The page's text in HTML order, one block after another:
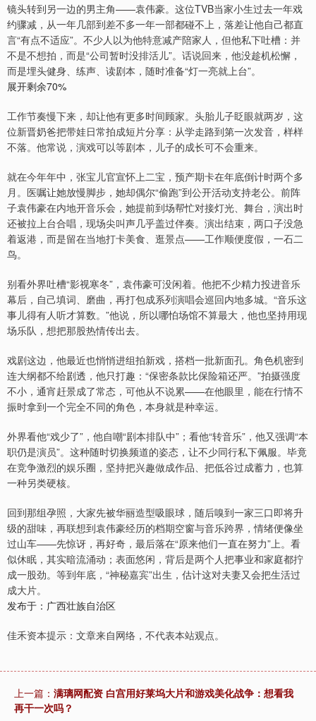
镜头转到另一边的男主角——袁伟豪。这位TVB当家小生过去一年戏
约骤减，从一年几部到差不多一年一部都碰不上，落差让他自己都直
言“有点不适应”。不少人以为他特意减产陪家人，但他私下吐槽：并
不是不想拍，而是“公司暂时没排活儿”。话说回来，他没趁机松懈，
而是埋头健身、练声、读剧本，随时准备“灯一亮就上台”。
展开剩余70%
工作节奏慢下来，却让他有更多时间顾家。头胎儿子眨眼就两岁，这
位新晋奶爸把带娃日常拍成短片分享：从学走路到第一次发音，样样
不落。他常说，演戏可以等剧本，儿子的成长可不会重来。
就在今年年中，张宝儿官宣怀上二宝，预产期卡在年底倒计时两个多
月。医嘱让她放慢脚步，她却偶尔“偷跑”到公开活动支持老公。前阵
子袁伟豪在内地开音乐会，她提前到场帮忙对接灯光、舞台，演出时
还被拉上台合唱，现场尖叫声几乎盖过伴奏。演出结束，两口子没急
着返港，而是留在当地打卡美食、逛景点——工作顺便度假，一石二
鸟。
别看外界吐槽“影视寒冬”，袁伟豪可没闲着。他把不少精力投进音乐
幕后，自己填词、磨曲，再打包成系列演唱会巡回内地多城。“音乐这
事儿得有人听才算数。”他说，所以哪怕场馆不算最大，他也坚持用现
场乐队，想把那股热情传出去。
戏剧这边，他最近也悄悄进组拍新戏，搭档一批新面孔。角色机密到
连大纲都不给剧透，他只打趣：“保密条款比保险箱还严。”拍摄强度
不小，通宵赶景成了常态，可他从不说累——在他眼里，能在行情不
振时拿到一个完全不同的角色，本身就是种幸运。
外界看他“戏少了”，他自嘲“剧本排队中”；看他“转音乐”，他又强调“本
职仍是演员”。这种随时切换频道的姿态，让不少同行私下佩服。毕竟
在竞争激烈的娱乐圈，坚持把兴趣做成作品、把低谷过成蓄力，也算
一种另类硬核。
回到那组孕照，大家先被华丽造型吸眼球，随后嗅到一家三口即将升
级的甜味，再联想到袁伟豪经历的档期空窗与音乐跨界，情绪便像坐
过山车——先惊讶，再好奇，最后落在“原来他们一直在努力”上。看
似休眠，其实暗流涌动；表面悠闲，背后是两个人把事业和家庭都拧
成一股劲。等到年底，“神秘嘉宾”出生，估计这对夫妻又会把生活过
成大片。
发布于：广西壮族自治区
佳禾资本提示：文章来自网络，不代表本站观点。
上一篇： 满璃网配资 白宫用好莱坞大片和游戏美化战争：想看我
再干一次吗？